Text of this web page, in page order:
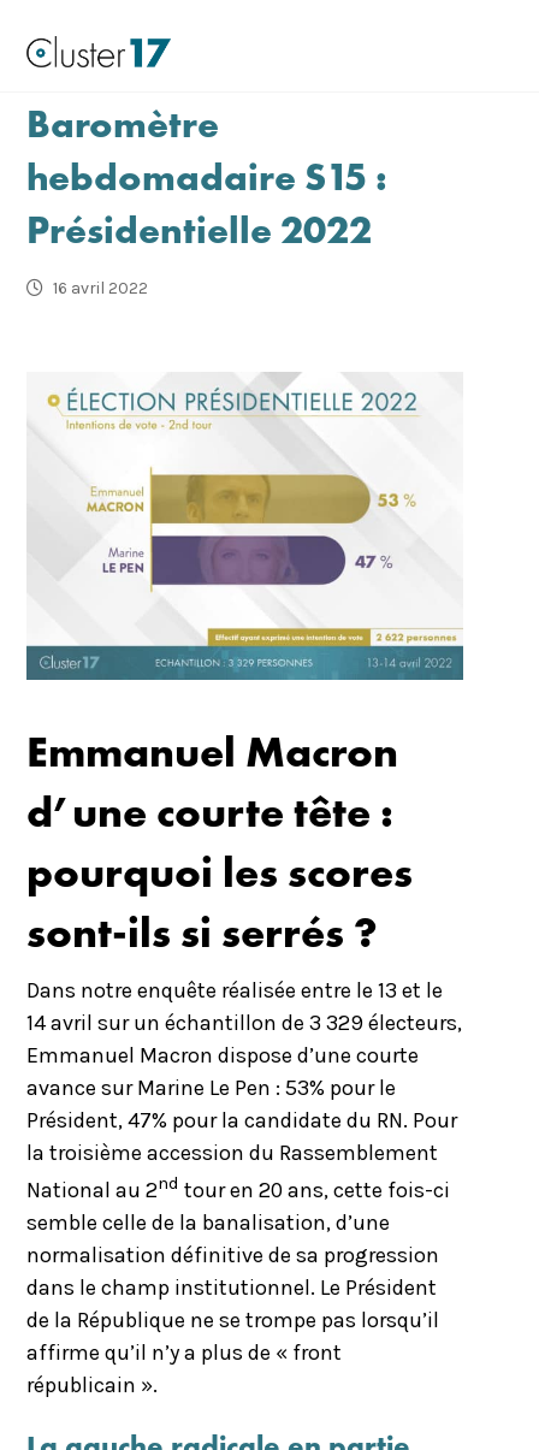
Baromètre
hebdomadaire S15 :
Présidentielle 2022
16 avril 2022
Emmanuel Macron
d’une courte tête :
pourquoi les scores
sont-ils si serrés ?
Dans notre enquête réalisée entre le 13 et le
14 avril sur un échantillon de 3 329 électeurs,
Emmanuel Macron dispose d’une courte
avance sur Marine Le Pen : 53% pour le
Président, 47% pour la candidate du RN. Pour
la troisième accession du Rassemblement
National au 2nd tour en 20 ans, cette fois-ci
semble celle de la banalisation, d’une
normalisation définitive de sa progression
dans le champ institutionnel. Le Président
de la République ne se trompe pas lorsqu’il
affirme qu’il n’y a plus de « front
républicain ».